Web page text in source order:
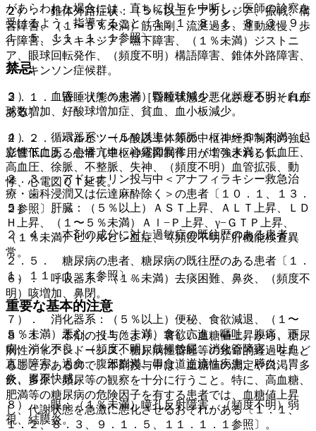
があらわれた場合には、直ちに投与を中断し、医師の診察を
受けるよう、指導すること〔１．１、８．１、８．３、９．
１．５、１１．１．１参照〕。
禁忌
２．１． 昏睡状態の患者［昏睡状態を悪化させるおそれが
ある］。
２．２． バルビツール酸誘導体等の中枢神経抑制剤の強い
影響下にある患者［中枢神経抑制作用が増強される］。
２．３． アドレナリン投与中＜アナフィラキシー救急治
療・歯科浸潤又は伝達麻酔除く＞の患者〔１０．１、１３．
２参照〕。
２．４． 本剤の成分に対し過敏症の既往歴のある患者。
２．５． 糖尿病の患者、糖尿病の既往歴のある患者〔１．
１、１１．１．１参照〕。
重要な基本的注意
８．１． 本剤の投与により、著しい血糖値上昇から、糖尿
病性ケトアシドーシス、糖尿病性昏睡等の致命的経過をたど
ることがあるので、本剤投与中は、血糖値の測定や口渇、多
飲、多尿、頻尿等の観察を十分に行うこと。特に、高血糖、
肥満等の糖尿病の危険因子を有する患者では、血糖値上昇
し、代謝状態を急激に悪化させるおそれがある〔１．１、
１．２、８．３、９．１．５、１１．１．１参照〕。
２）． 錐体外路症状：（５％以上）アカシジア、振戦、構
音障害、（１〜５％未満）筋強剛、流涎過多、運動緩慢、歩
行障害、ジスキネジア、嚥下障害、（１％未満）ジストニ
ア、眼球回転発作、（頻度不明）構語障害、錐体外路障害、
パーキンソン症候群。
３）． 血液：（１％未満）顆粒球減少、（頻度不明）白血
球数増加、好酸球増加症、貧血、血小板減少。
４）． 循環器系：（５％以上）頻脈、（１〜５％未満）起
立性低血圧、心悸亢進、心電図異常、（１％未満）低血圧、
高血圧、徐脈、不整脈、失神、（頻度不明）血管拡張、動
悸、心電図ＱＴ延長。
５）． 肝臓：（５％以上）ＡＳＴ上昇、ＡＬＴ上昇、ＬＤ
Ｈ上昇、（１〜５％未満）Ａｌ−Ｐ上昇、γ−ＧＴＰ上昇、
（１％未満）ビリルビン血症、（頻度不明）肝機能検査異
常。
６）． 呼吸器系：（１％未満）去痰困難、鼻炎、（頻度不
明）咳増加、鼻閉。
７）． 消化器系：（５％以上）便秘、食欲減退、（１〜
５％未満）悪心、（１％未満）食欲亢進、嘔吐、腹痛、下
痢、消化不良、（頻度不明）鼓腸放屁、消化管障害、吐血、
直腸障害、過食、腹部膨満、胃食道逆流性疾患、膵炎、胃
炎、胃不快感。
８）． 眼：（１％未満）瞳孔反射障害、（頻度不明）弱
視、結膜炎。